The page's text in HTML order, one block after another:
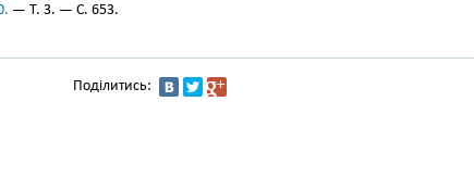
— Т. 3. — С. 653.
Поділитись: